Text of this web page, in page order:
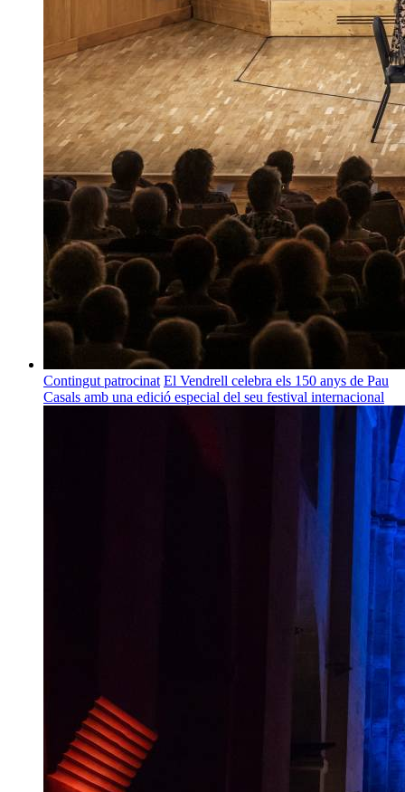
Contingut patrocinat El Vendrell celebra els 150 anys de Pau
Casals amb una edició especial del seu festival internacional